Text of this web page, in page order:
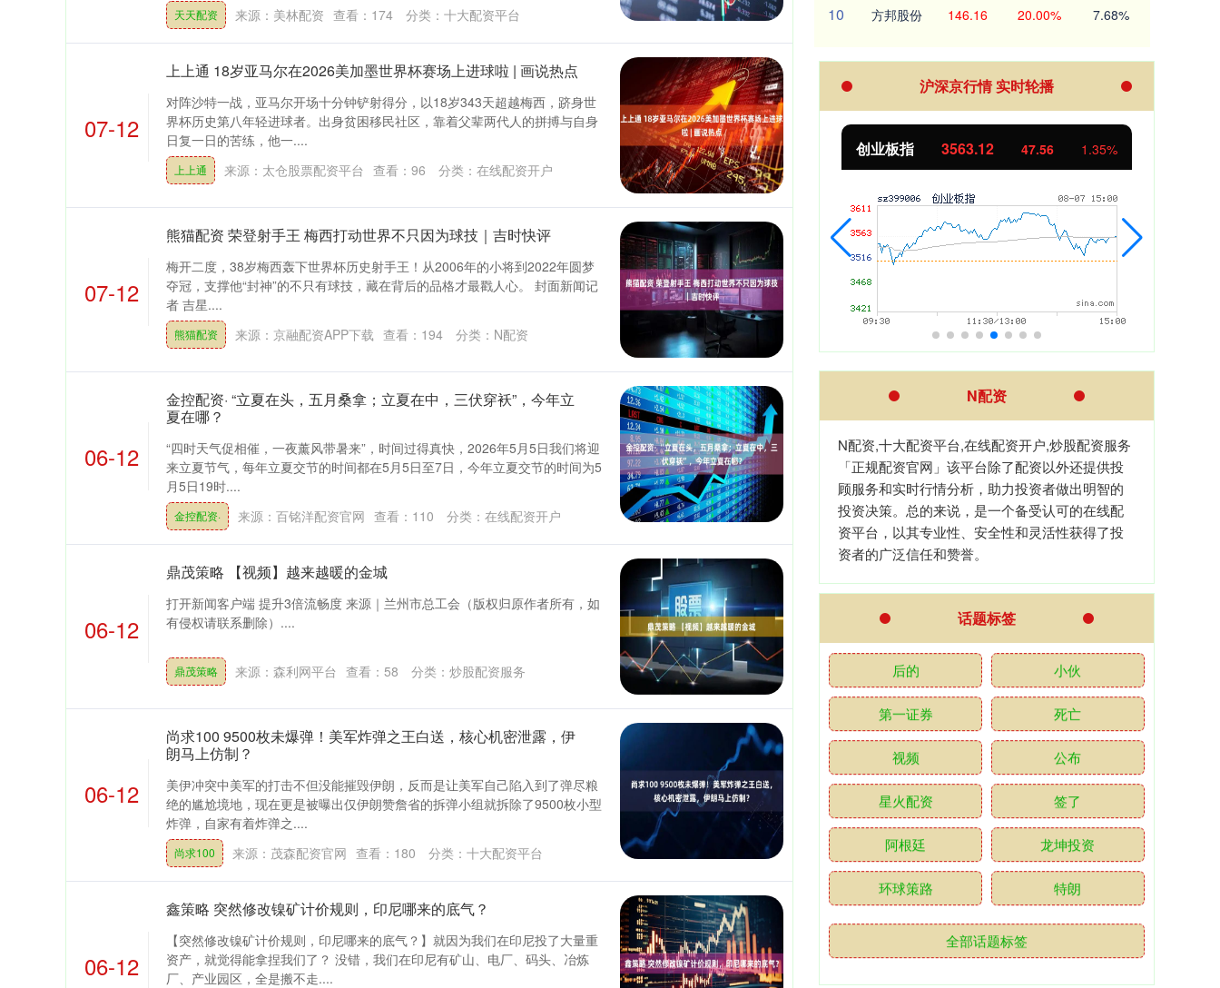
天天配资 来源：美林配资 查看： 174 分类： 十大配资平台
07-12
上上通 18岁亚马尔在2026美加墨世界杯赛场上进球啦 | 画说热点
对阵沙特一战，亚马尔开场十分钟铲射得分，以18岁343天超越梅西，跻身世
界杯历史第八年轻进球者。出身贫困移民社区，靠着父辈两代人的拼搏与自身
日复一日的苦练，他一....
上上通 来源：太仓股票配资平台 查看： 96 分类： 在线配资开户
07-12
熊猫配资 荣登射手王 梅西打动世界不只因为球技｜吉时快评
梅开二度，38岁梅西轰下世界杯历史射手王！从2006年的小将到2022年圆梦
夺冠，支撑他“封神”的不只有球技，藏在背后的品格才最戳人心。 封面新闻记
者 吉星....
熊猫配资 来源：京融配资APP下载 查看： 194 分类： N配资
06-12
金控配资· “立夏在头，五月桑拿；立夏在中，三伏穿袄”，今年立
夏在哪？
“四时天气促相催，一夜薰风带暑来”，时间过得真快，2026年5月5日我们将迎
来立夏节气，每年立夏交节的时间都在5月5日至7日，今年立夏交节的时间为5
月5日19时....
金控配资· 来源：百铭洋配资官网 查看： 110 分类： 在线配资开户
06-12
鼎茂策略 【视频】越来越暖的金城
打开新闻客户端 提升3倍流畅度 来源｜兰州市总工会（版权归原作者所有，如
有侵权请联系删除）....
鼎茂策略 来源：森利网平台 查看： 58 分类： 炒股配资服务
06-12
尚求100 9500枚未爆弹！美军炸弹之王白送，核心机密泄露，伊
朗马上仿制？
美伊冲突中美军的打击不但没能摧毁伊朗，反而是让美军自己陷入到了弹尽粮
绝的尴尬境地，现在更是被曝出仅伊朗赞詹省的拆弹小组就拆除了9500枚小型
炸弹，自家有着炸弹之....
尚求100 来源：茂森配资官网 查看： 180 分类： 十大配资平台
06-12
鑫策略 突然修改镍矿计价规则，印尼哪来的底气？
【突然修改镍矿计价规则，印尼哪来的底气？】就因为我们在印尼投了大量重
资产，就觉得能拿捏我们了？ 没错，我们在印尼有矿山、电厂、码头、冶炼
厂、产业园区，全是搬不走....
10 方邦股份 146.16 20.00% 7.68%
沪深京行情 实时轮播
北证50 1134.24 3563.12 47.56 1.35% 基金指数 7242.10 12.30 0.17%
N配资
N配资,十大配资平台,在线配资开户,炒股配资服务
「正规配资官网」该平台除了配资以外还提供投
顾服务和实时行情分析，助力投资者做出明智的
投资决策。总的来说，是一个备受认可的在线配
资平台，以其专业性、安全性和灵活性获得了投
资者的广泛信任和赞誉。
话题标签
后的 小伙
第一证券 死亡
视频 公布
星火配资 签了
阿根廷 龙坤投资
环球策路 特朗
全部话题标签